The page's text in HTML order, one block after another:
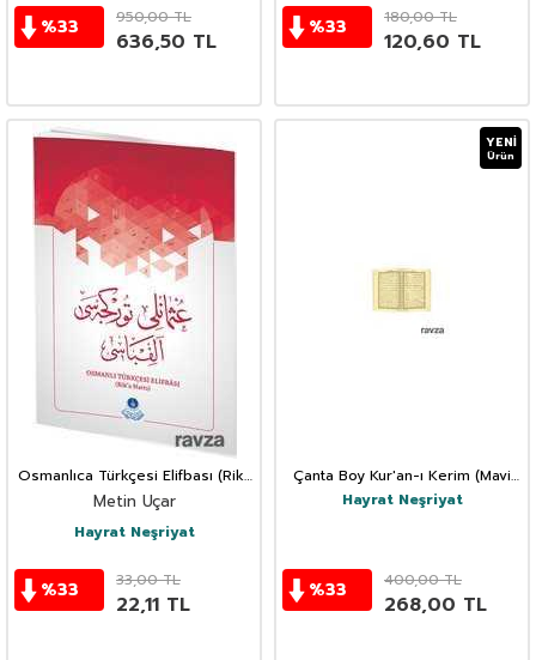
%33 950,00TL
636,50 TL
%33 180,00TL
120,60 TL
Osmanlıca Türkçesi Elifbası (Rika
Hat)
Metin Uçar
Hayrat Neşriyat
%33 33,00TL
22,11 TL
YENI
Ürün
Çanta Boy Kur'an-ı Kerim (Mavi
Renk, Kılıflı, Mühürlü)
Hayrat Neşriyat
%33 400,00TL
268,00 TL